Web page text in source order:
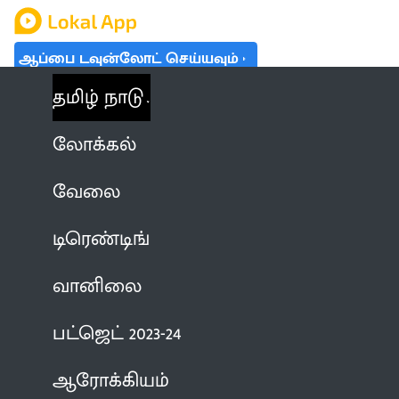
ஆப்பை டவுன்லோட் செய்யவும்
தமிழ் நாடு
லோக்கல்
வேலை
டிரெண்டிங்
வானிலை
பட்ஜெட் 2023-24
ஆரோக்கியம்